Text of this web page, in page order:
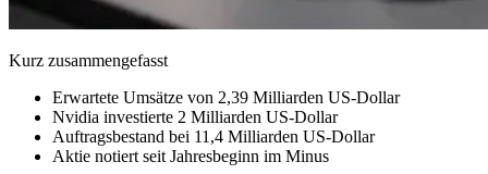
Kurz zusammengefasst
Erwartete Umsätze von 2,39 Milliarden US-Dollar
Nvidia investierte 2 Milliarden US-Dollar
Auftragsbestand bei 11,4 Milliarden US-Dollar
Aktie notiert seit Jahresbeginn im Minus